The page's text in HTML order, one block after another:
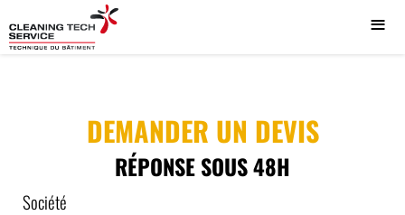
DEMANDER UN DEVIS
RÉPONSE SOUS 48H
Société
≡